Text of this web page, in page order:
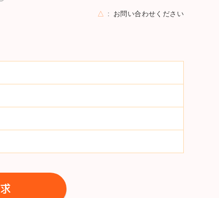
△ お問い合わせください